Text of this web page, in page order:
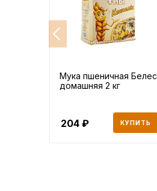
Мука пшеничная Белес
домашняя 2 кг
204 КУПИТЬ